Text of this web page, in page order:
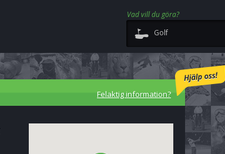
Vad vill du göra?
Golf
Felaktig information?